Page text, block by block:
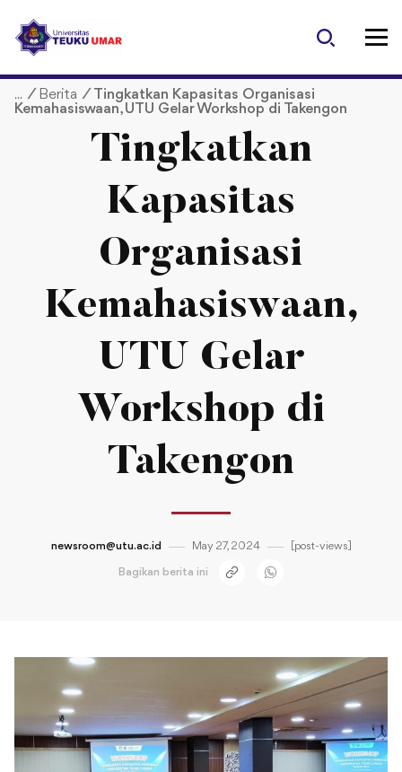
p
/ Berita / Tingkatkan Kapasitas Organisasi
Kemahasiswaan, UTU Gelar Workshop di Takengon
Tingkatkan
Kapasitas
Organisasi
Kemahasiswaan,
UTU Gelar
Workshop di
Takengon
newsroom@utu.ac.id May 27, 2024 [post-views]
Bagikan berita ini